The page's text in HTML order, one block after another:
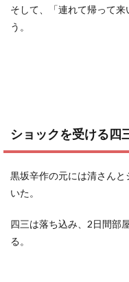
そして、「連れて帰って
う。
ショックを受ける四
黒坂辛作の元には清さん
いた。
四三は落ち込み、2日間部
る。